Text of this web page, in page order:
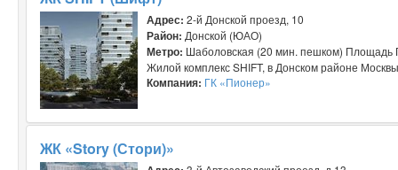
Адрес: 2-й Донской проезд, 10
Район: Донской (ЮАО)
Метро: Шаболовская (20 мин. пешком) Площадь
Жилой комплекс SHIFT, в Донском районе
Компания: ГК «Пионер»
ЖК «Story (Стори)»